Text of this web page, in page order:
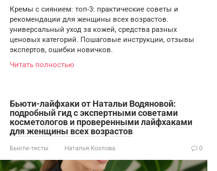
Кремы с сиянием: топ-3: практические советы и
рекомендации для женщины всех возрастов.
универсальный уход за кожей, средства разных
ценовых категорий. Пошаговые инструкции, отзывы
экспертов, ошибки новичков.
Читать полностью
Бьюти-лайфхаки от Натальи Водяновой:
подробный гид с экспертными советами
косметологов и проверенными лайфхаками
для женщины всех возрастов
Бьюти-тесты Наталья Козлова 0